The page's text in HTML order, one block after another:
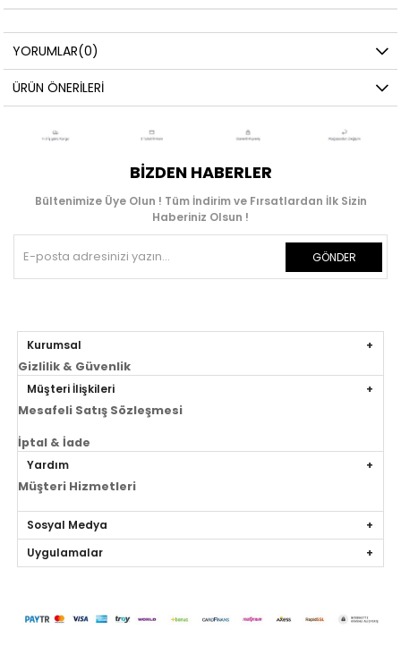
YORUMLAR(0)
ÜRÜN ÖNERILERI
BIZDEN HABERLER
Bültenimize Üye Olun ! Tüm İndirim ve Fırsatlardan İlk Sizin
Haberiniz Olsun !
GÖNDER
Kurumsal
Gizlilik & Güvenlik
Müşteri İlişkileri
Mesafeli Satış Sözleşmesi
İptal & İade
Yardım
Müşteri Hizmetleri
Sosyal Medya
Uygulamalar